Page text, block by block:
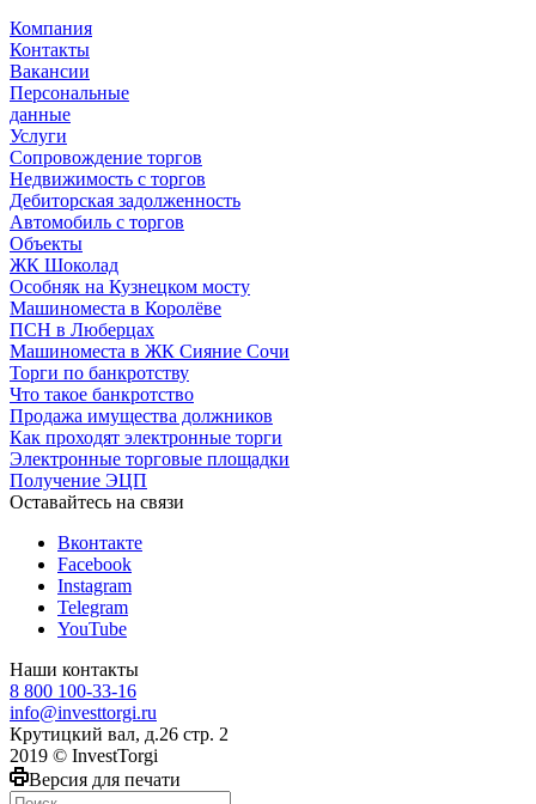
Компания
Контакты
Вакансии
Персональные
данные
Услуги
Сопровождение торгов
Недвижимость с торгов
Дебиторская задолженность
Автомобиль с торгов
Объекты
ЖК Шоколад
Особняк на Кузнецком мосту
Машиноместа в Королёве
ПСН в Люберцах
Машиноместа в ЖК Сияние Сочи
Торги по банкротству
Что такое банкротство
Продажа имущества должников
Как проходят электронные торги
Электронные торговые площадки
Получение ЭЦП
Оставайтесь на связи
Вконтакте
Facebook
Instagram
Telegram
YouTube
Наши контакты
8 800 100-33-16
info@investtorgi.ru
Крутицкий вал, д.26 стр. 2
2019 © InvestTorgi
Версия для печати